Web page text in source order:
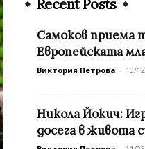
Recent Posts
Самоков приема
Европейската
Виктория Петрова - 10/
Никола Йокич:
досега в живота